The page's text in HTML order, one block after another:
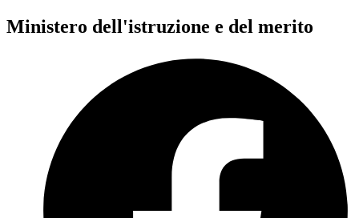
Ministero dell'istruzione e del merito